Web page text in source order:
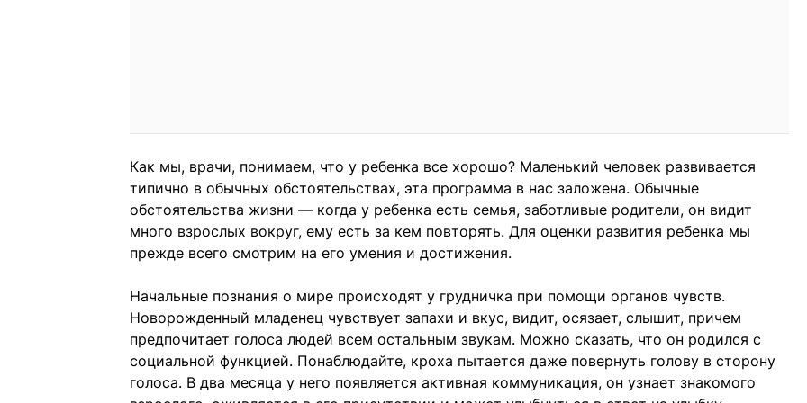
Как мы, врачи, понимаем, что у ребенка все хорошо? Маленький человек развивается
типично в обычных обстоятельствах, эта программа в нас заложена. Обычные
обстоятельства жизни — когда у ребенка есть семья, заботливые родители, он видит
много взрослых вокруг, ему есть за кем повторять. Для оценки развития ребенка мы
прежде всего смотрим на его умения и достижения.
Начальные познания о мире происходят у грудничка при помощи органов чувств.
Новорожденный младенец чувствует запахи и вкус, видит, осязает, слышит, причем
предпочитает голоса людей всем остальным звукам. Можно сказать, что он родился с
социальной функцией. Понаблюдайте, кроха пытается даже повернуть голову в сторону
голоса. В два месяца у него появляется активная коммуникация, он узнает знакомого